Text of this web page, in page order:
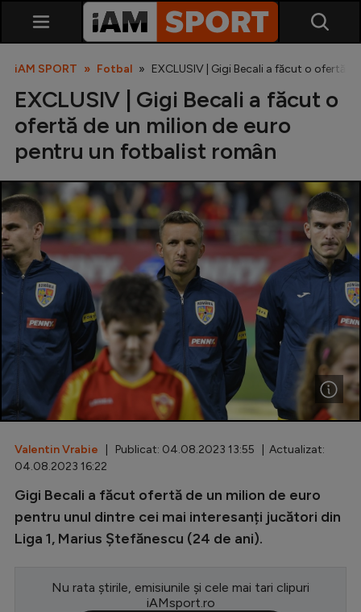
SuperLiga
Liga 2
Cupa României
Echipa Națională
U21
Fotbal feminin
Special
Diverse
Inedit
Europa League
iAM SPORT Fotbal EXCLUSIV | Gigi Becali a făcut o ofertă
EXCLUSIV | Gigi Becali a făcut o
ofertă de un milion de euro
pentru un fotbalist român
Valentin Vrabie | Publicat: 04.08.2023 13:55 | Actualizat:
04.08.2023 16:22
Gigi Becali a făcut ofertă de un milion de euro
pentru unul dintre cei mai interesanți jucători din
Liga 1, Marius Ștefănescu (24 de ani).
Nu rata știrile, emisiunile și cele mai tari clipuri
iAMsport.ro